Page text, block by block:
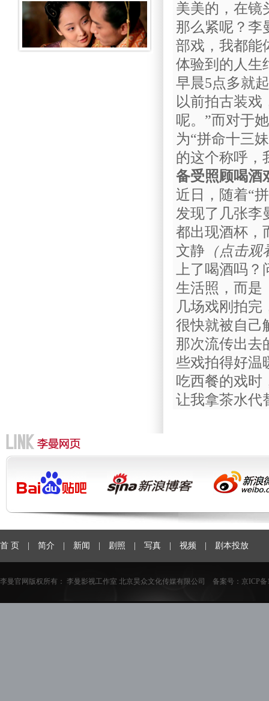
美美的，在镜
那么紧呢？李
部戏，我都能
体验到的人生
早晨5点多就
以前拍古装戏
呢。”而对于
为“拼命十三
的这个称呼，
备受照顾喝酒
近日，随着“
发现了几张李
都出现酒杯
文静 （点击
上了喝酒吗
生活照，而是
几场戏刚拍
很快就被自己
那次流传出去
些戏拍得好温
吃西餐的戏时
让我拿茶水代
首 页 简介 新闻 剧照 写真 视频 剧本投放
李曼官网版权所有： 李曼影视工作室 北京昊众文化传媒有限公司 备案号： 京ICP备